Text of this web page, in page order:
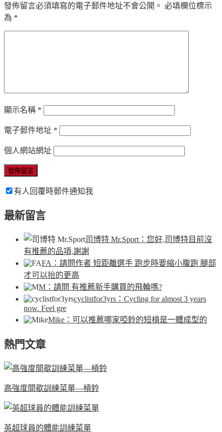
發佈留言必須填寫的電子郵件地址不會公開。 必填欄位標示
為 *
顯示名稱 *
電子郵件地址 *
個人網站網址
有人回覆時郵件通知我
最新留言
司博特 Mr.Sport：您好,司博特目前沒
有推薦的品項,謝謝
FA ：請問作者 短距離選手 跑步時要縮小腹跑 腿部
才可以抬的更高
M ：請問 有推薦新手購買的飛輪嗎?
cyclistfor3yrs ：Cycling for almost 3 years
now. Feel gre
Mike ：可以推薦哪家啞鈴的短槓是一體成型的
熱門文章
高強度間歇訓練菜單—槓鈴
英超球員的體能訓練菜單